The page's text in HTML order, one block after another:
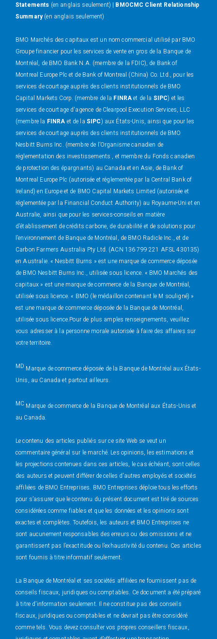
Statements (en anglais seulement) | BMOCMC Client Relationship
Summary(en anglais seulement)
BMO Marchés des capitaux est un nom commercial utilisé par BMO
Groupe financier pour les services de vente en gros de la Banque de
Montréal, de BMO Bank N.A. (membre de la FDIC), de Bank of
Montreal Europe Plc et de Bank of Montreal (China) Co. Ltd., pour les
services de courtage auprès des clients institutionnels de BMO
Capital Markets Corp. (membre de la FINRAet de la SIPC) et les
services de courtage d'agence de Clearpool Execution Services, LLC
(membre la FINRA et de la SIPC) aux États-Unis, ainsi que pour les
services de courtage auprès des clients institutionnels de BMO
Nesbitt Burns Inc. (membre de l’Organisme canadien de
réglementation des investissements , et membre du Fonds canadien
de protection des épargnants) au Canada et en Asie, de Bank of
Montreal Europe Plc (autorisée et réglementée par la Central Bank of
Ireland) en Europe et de BMO Capital Markets Limited (autorisée et
réglementée par la Financial Conduct Authority) au Royaume-Uni et en
Australie, ainsi que pour les services-conseils en matière
d’établissement de crédits carbone, de durabilité et de solutions pour
l’environnement de Banque de Montréal, de BMO Radicle Inc., et de
Carbon Farmers Australia Pty Ltd. (ACN 136 799 221 AFSL 430135)
en Australie. « Nesbitt Burns » est une marque de commerce déposée
de BMO Nesbitt Burns Inc., utilisée sous licence. « BMO Marchés des
capitaux » est une marque de commerce de la Banque de Montréal,
utilisée sous licence. « BMO (le médaillon contenant le M souligné) »
est une marque de commerce déposée de la Banque de Montréal,
utilisée sous licence.Pour de plus amples renseignements, veuillez
vous adresser à la personne morale autorisée à faire des affaires sur
votre territoire.
MD Marque de commerce déposée de la Banque de Montréal aux États-
Unis, au Canada et partout ailleurs.
MC Marque de commerce de la Banque de Montréal aux États-Unis et
au Canada.
Le contenu des articles publiés sur ce site Web se veut un
commentaire général sur le marché. Les opinions, les estimations et
les projections contenues dans ces articles, le cas échéant, sont celles
des auteurs et peuvent différer de celles d’autres employés et sociétés
affiliées de BMO Entreprises. BMO Entreprises déploie tous les efforts
pour s’assurer que le contenu du présent document est tiré de sources
considérées comme fiables et que les données et les opinions sont
exactes et complètes. Toutefois, les auteurs et BMO Entreprises ne
sont aucunement responsables des erreurs ou des omissions et ne
garantissent pas l’exactitude ou l’exhaustivité du contenu. Ces articles
sont fournis à titre informatif seulement.
La Banque de Montréal et ses sociétés affiliées ne fournissent pas de
conseils fiscaux, juridiques ou comptables. Ce document a été préparé
à titre d’information seulement. Il ne constitue pas des conseils
fiscaux, juridiques ou comptables et ne devrait pas être considéré
comme tels. Vous devez consulter vos propres conseillers fiscaux,